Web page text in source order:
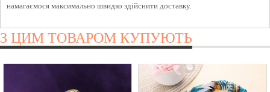
намагаємося максимально швидко здійснити доставку.
З ЦИМ ТОВАРОМ КУПУЮТЬ